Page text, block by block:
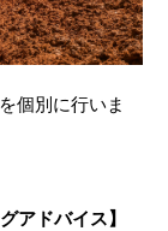
個別に行いま
アドバイス】